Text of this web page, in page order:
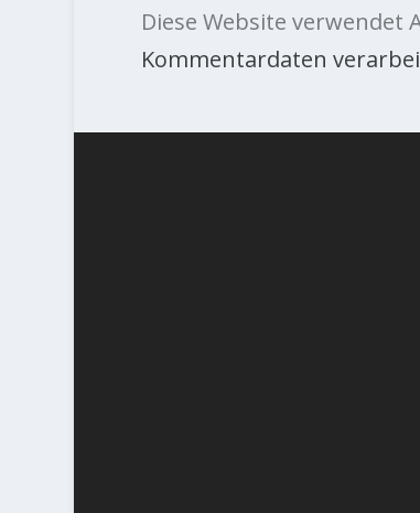
Diese Website verwendet
Kommentardaten